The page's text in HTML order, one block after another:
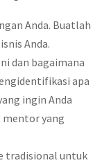
Anda. Buatlah
Anda.
dan bagaimana
apa
ingin Anda
mentor yang
tradisional untuk